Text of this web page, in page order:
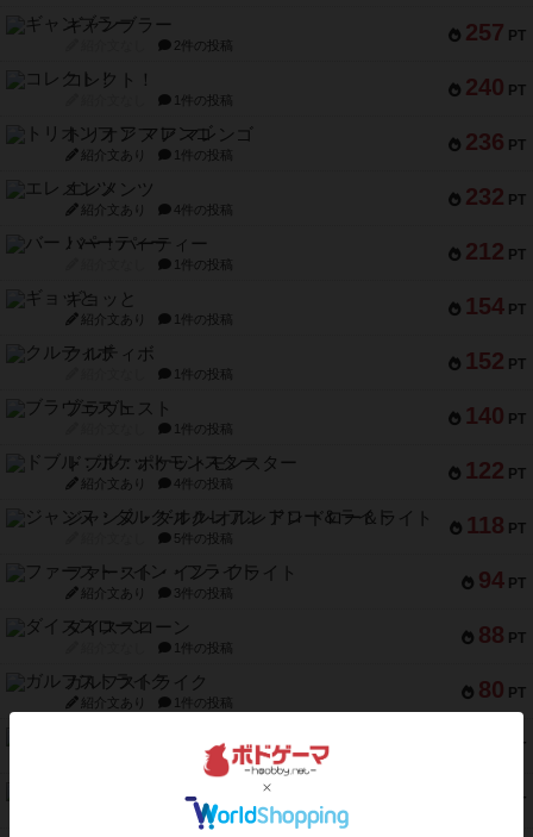
257 PT
ギャンブラー
2件の投稿
240 PT
コレクト！
1件の投稿
236 PT
トリオンフ ア マレンゴ
紹介文あり 1件の投稿
232 PT
エレメンツ
紹介文あり 4件の投稿
212 PT
バー！パーティー
1件の投稿
154 PT
ギョッと
紹介文あり 1件の投稿
152 PT
クルティボ
1件の投稿
140 PT
ブラヴェスト
1件の投稿
122 PT
ドブル：ポケットモンスター
紹介文あり 4件の投稿
118 PT
ジャンヌ・ダルク-オルレアン ドロー＆ライト
5件の投稿
94 PT
ファースト・イン・フライト
紹介文あり 3件の投稿
88 PT
ダイススローン
1件の投稿
80 PT
ガルフストライク
紹介文あり 1件の投稿
PT
1件の投稿
PT
1件の投稿